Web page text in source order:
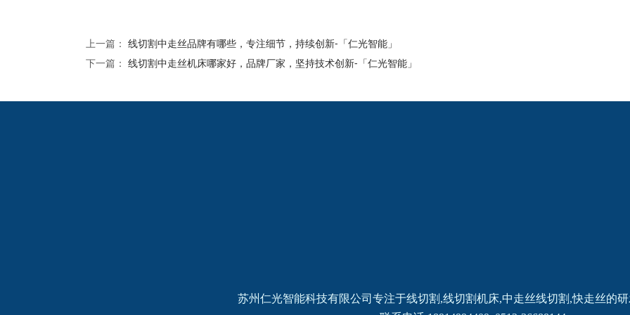
上一篇： 线切割中走丝品牌有哪些，专注细节，持续创新-「仁光智能」
下一篇： 线切割中走丝机床哪家好，品牌厂家，坚持技术创新-「仁光智能」
苏州仁光智能科技有限公司专注于线切割,线切割机床,中走丝线切割,快走丝的研